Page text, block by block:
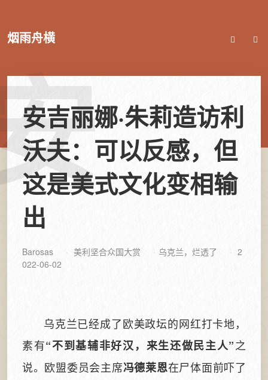
烟雨舟横
安吉丽娜·朱莉造访利
沃夫：可以反感，但
这是美式文化变相输
出
Barosas 美利坚合众国大赏 乌克兰，烂透了
2
022-06-02
乌克兰已经成了欧美政坛的网红打卡地，
素有“不到基辅非好汉，来生还做民主人”之
说。欧盟委员会主席冯德莱恩在尸体面前吓了